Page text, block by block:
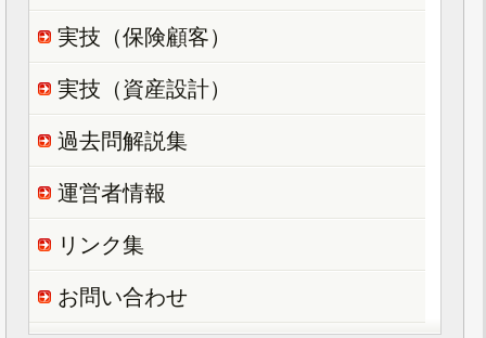
実技（保険顧客）
実技（資産設計）
過去問解説集
運営者情報
リンク集
お問い合わせ